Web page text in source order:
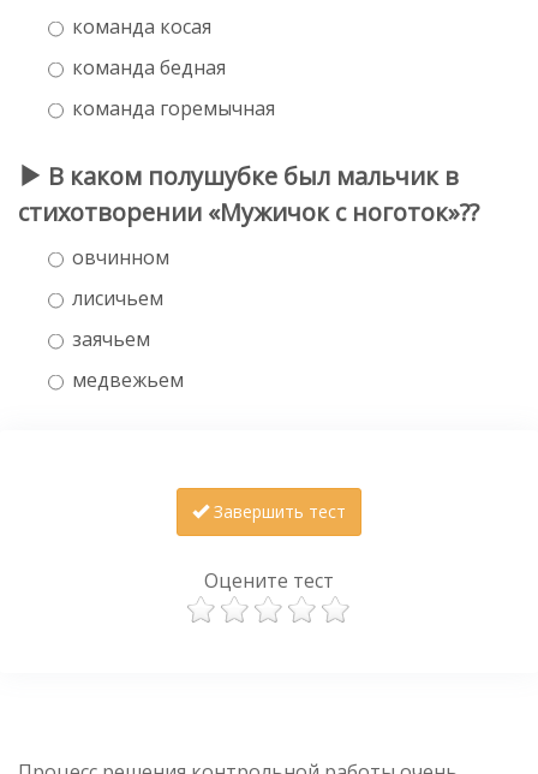
команда косая
команда бедная
команда горемычная
В каком полушубке был мальчик в
стихотворении «Мужичок с ноготок»??
овчинном
лисичьем
заячьем
медвежьем
Завершить тест
Оцените тест